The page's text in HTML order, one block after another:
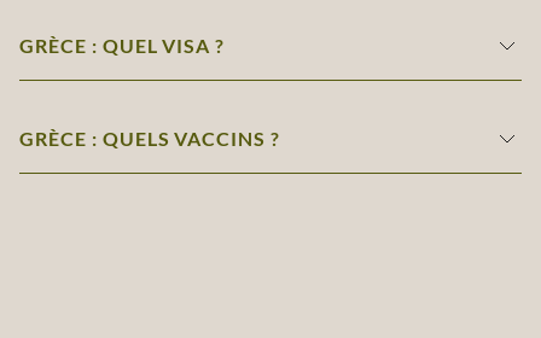
GRÈCE : QUEL VISA ?
GRÈCE : QUELS VACCINS ?